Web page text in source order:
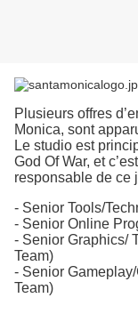
Plusieurs offres
Monica, sont
Le studio est
God Of War, et
responsable de ce
- Senior Tools/
- Senior Online
- Senior Graphics/
Team)
- Senior
Team)